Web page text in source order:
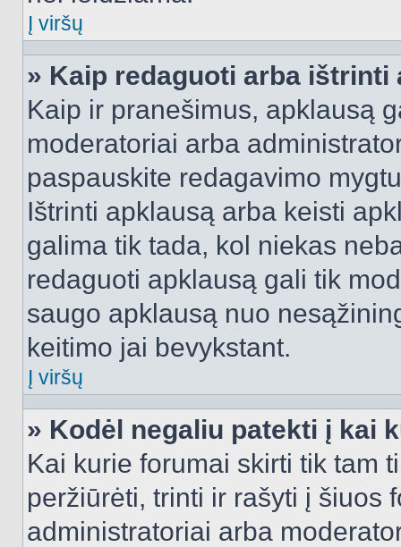
Į viršų
» Kaip redaguoti arba ištrinti
Kaip ir pranešimus, apklausą
moderatoriai arba
paspauskite redagavimo
Ištrinti apklausą arba keisti
galima tik tada, kol niekas
redaguoti apklausą gali tik
saugo apklausą nuo
keitimo jai bevykstant.
Į viršų
» Kodėl negaliu patekti į kai
Kai kurie forumai skirti tik tam
peržiūrėti, trinti ir rašyti į šiuos
administratoriai arba